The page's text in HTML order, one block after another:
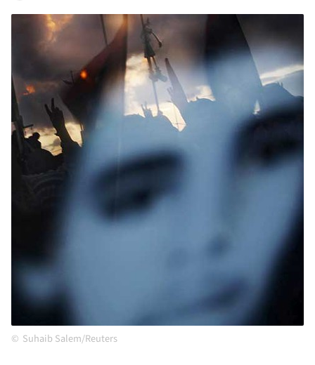
Suhaib Salem/Reuters